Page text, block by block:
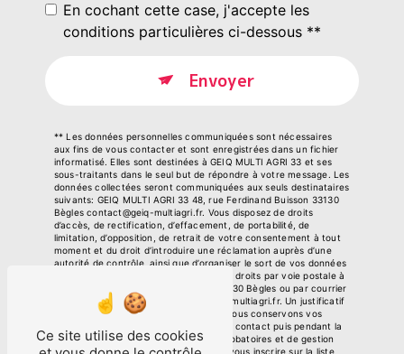
En cochant cette case, j'accepte les
conditions particulières ci-dessous **
Envoyer
** Les données personnelles communiquées sont nécessaires
aux fins de vous contacter et sont enregistrées dans un fichier
informatisé. Elles sont destinées à GEIQ MULTI AGRI 33 et ses
sous-traitants dans le seul but de répondre à votre message. Les
données collectées seront communiquées aux seuls destinataires
suivants: GEIQ MULTI AGRI 33 48, rue Ferdinand Buisson 33130
Bègles contact@geiq-multiagri.fr. Vous disposez de droits
d’accès, de rectification, d’effacement, de portabilité, de
limitation, d’opposition, de retrait de votre consentement à tout
moment et du droit d’introduire une réclamation auprès d’une
autorité de contrôle, ainsi que d’organiser le sort de vos données
post-mortem. Vous pouvez exercer ces droits par voie postale à
l'adresse 48, rue Ferdinand Buisson 33130 Bègles ou par courrier
électronique à l'adresse contact@geiq-multiagri.fr. Un justificatif
d'identité pourra vous être demandé. Nous conservons vos
données pendant la période de prise de contact puis pendant la
durée de prescription légale aux fins probatoires et de gestion
des contentieux. Vous avez le droit de vous inscrire sur la liste
Ce site utilise des cookies